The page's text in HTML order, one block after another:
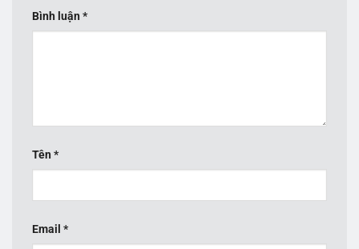
Bình luận *
Tên *
Email *